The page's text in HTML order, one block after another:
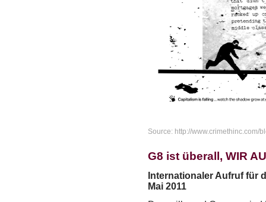
Source: http://www.crimethinc.com/
G8 ist überall, WIR
Internationaler Aufruf für
Mai 2011